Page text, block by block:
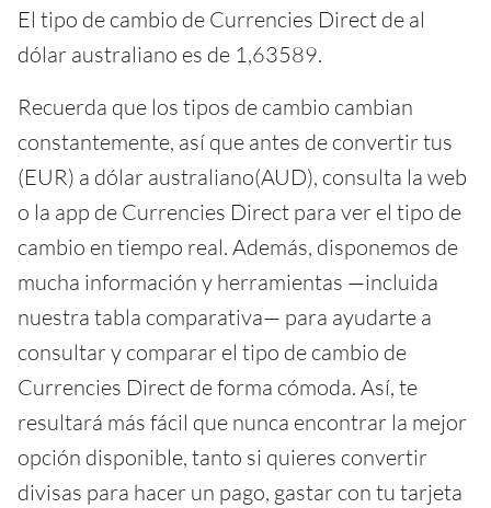
El tipo de cambio de Currencies Direct de al
dólar australiano es de 1,63589.
Recuerda que los tipos de cambio cambian
constantemente, así que antes de convertir tus
(EUR) a dólar australiano(AUD), consulta la web
o la app de Currencies Direct para ver el tipo de
cambio en tiempo real. Además, disponemos de
mucha información y herramientas —incluida
nuestra tabla comparativa— para ayudarte a
consultar y comparar el tipo de cambio de
Currencies Direct de forma cómoda. Así, te
resultará más fácil que nunca encontrar la mejor
opción disponible, tanto si quieres convertir
divisas para hacer un pago, gastar con tu tarjeta